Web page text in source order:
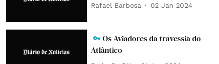
Rafael Barbosa 02 Jan 2024
Os Aviadores da travessia do
Atlântico